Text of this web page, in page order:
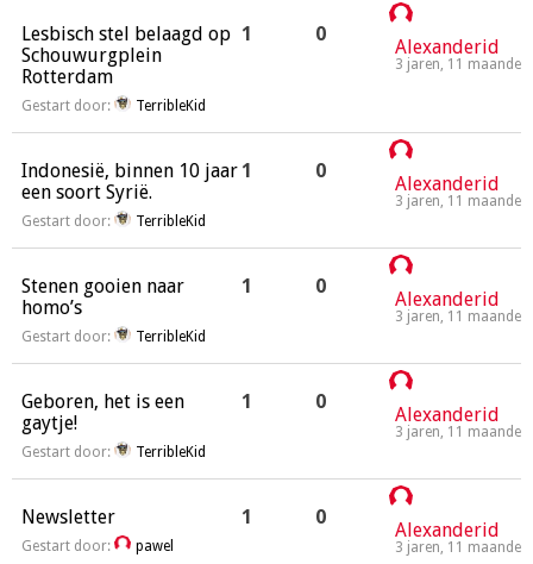
Lesbisch stel belaagd op
Schouwurgplein
Rotterdam
Gestart door: TerribleKid
1 0
Alexanderid
3 jaren, 11 maanden
Indonesië, binnen 10 jaar
een soort Syrië.
Gestart door: TerribleKid
1 0
Alexanderid
3 jaren, 11 maanden
Stenen gooien naar
homo’s
Gestart door: TerribleKid
1 0
Alexanderid
3 jaren, 11 maanden
Geboren, het is een
gaytje!
Gestart door: TerribleKid
1 0
Alexanderid
3 jaren, 11 maanden
Newsletter
Gestart door: pawel
1 0
Alexanderid
3 jaren, 11 maanden